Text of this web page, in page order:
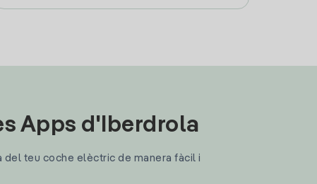
Apps d'Iberdrola
teu coche elèctric de manera fàcil i